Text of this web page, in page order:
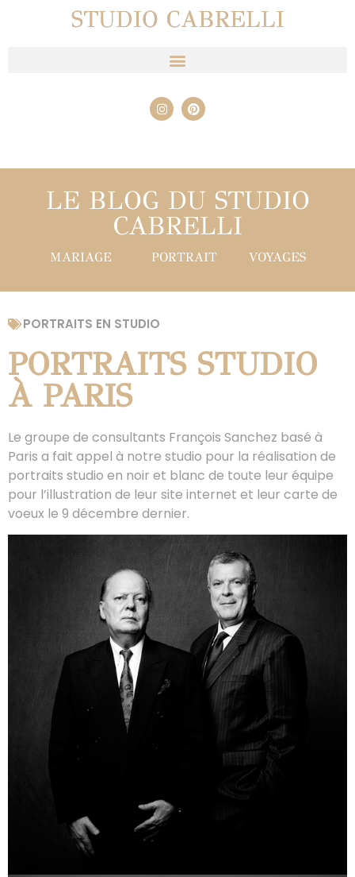
STUDIO CABRELLI
LE BLOG DU STUDIO
CABRELLI
MARIAGE PORTRAIT VOYAGES
PORTRAITS EN STUDIO
PORTRAITS STUDIO
À PARIS
Le groupe de consultants François Sanchez basé à
Paris a fait appel à notre studio pour la réalisation de
portraits studio en noir et blanc de toute leur équipe
pour l’illustration de leur site internet et leur carte de
voeux le 9 décembre dernier.